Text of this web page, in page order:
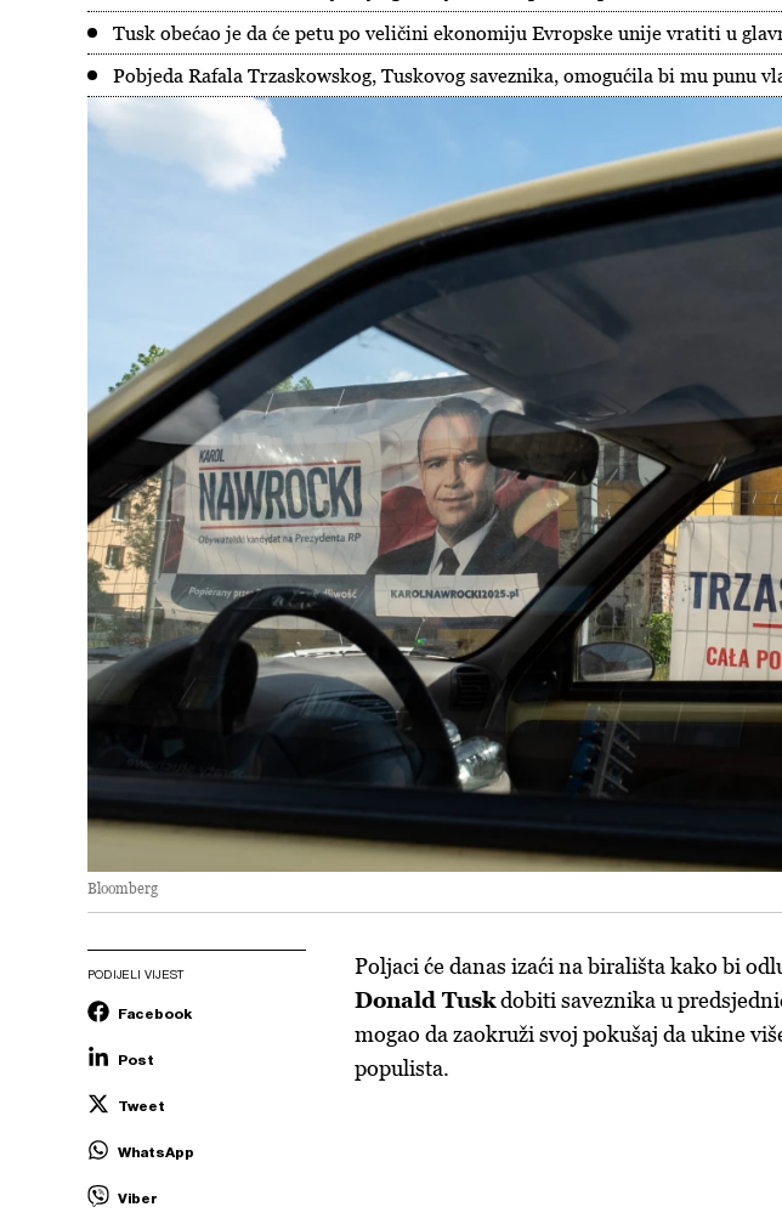
Tusk obećao je da će petu po veličini ekonomiju Evropske unije vratiti u
Pobjeda Rafala Trzaskowskog, Tuskovog saveznika, omogućila bi mu punu
Bloomberg
PODIJELI VIJEST
Facebook
Post
Tweet
WhatsApp
Viber
Poljaci će danas izaći na birališta kako bi
Donald Tuskdobiti saveznika u
mogao da zaokruži svoj pokušaj da ukine
populista.